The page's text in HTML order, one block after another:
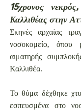
15χρονος
Καλλιθέας στην
Σκηνές αρχαίας
νοσοκομείο, όπου
αιματηρής
Καλλιθέα.
Το θύμα δέχθηκε
εσπευσμένα στο